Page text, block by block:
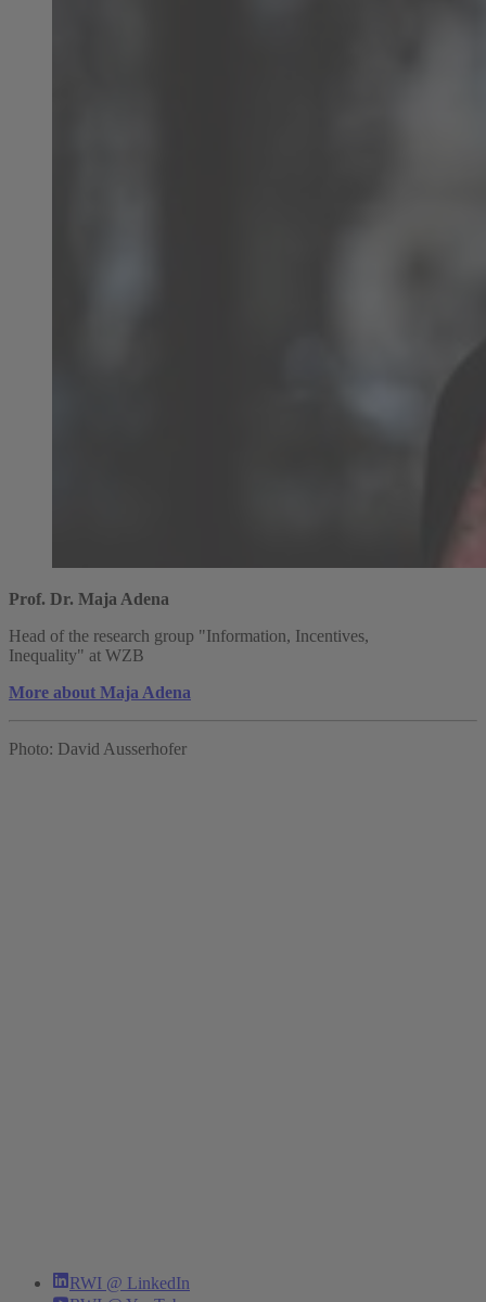
Prof. Dr. Maja Adena
Head of the research group "Information, Incentives,
Inequality" at WZB
More about Maja Adena
Photo: David Ausserhofer
RWI @ LinkedIn